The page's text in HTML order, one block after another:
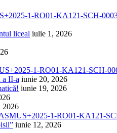
1-RO01-KA121-SCH-
liceal iulie 1, 2026
1-RO01-KA121-SCH-
a II-a iunie 20, 2026
iunie 19, 2026
2026
1-RO01-KA121-
iunie 12, 2026